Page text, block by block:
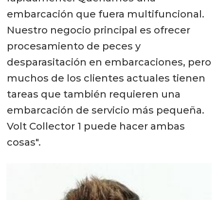
embarcación que fuera multifuncional.
Nuestro negocio principal es ofrecer
procesamiento de peces y
desparasitación en embarcaciones, pero
muchos de los clientes actuales tienen
tareas que también requieren una
embarcación de servicio más pequeña.
Volt Collector 1 puede hacer ambas
cosas".